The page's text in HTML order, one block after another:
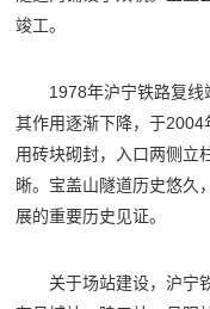
竣工。
1978年沪宁铁路复线
其作用逐渐下降，于
用砖块砌封，入口两侧立
晰。宝盖山隧道历史悠久
展的重要历史见证。
关于场站建设，沪宁